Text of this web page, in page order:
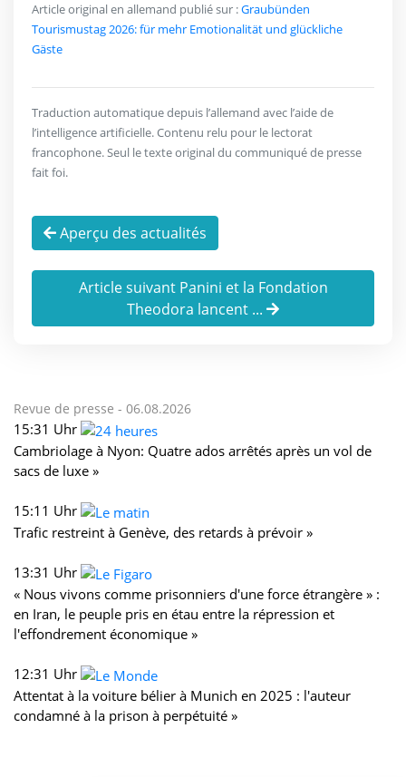
Article original en allemand publié sur :Graubünden
Tourismustag 2026: für mehr Emotionalität und glückliche
Gäste
Traduction automatique depuis l’allemand avec l’aide de
l’intelligence artificielle. Contenu relu pour le lectorat
francophone. Seul le texte original du communiqué de presse
fait foi.
Aperçu des actualités
Article suivant Panini et la Fondation
Theodora lancent ...
Revue de presse - 06.08.2026
15:31 Uhr
Cambriolage à Nyon: Quatre ados arrêtés après un vol de
sacs de luxe »
15:11 Uhr
Trafic restreint à Genève, des retards à prévoir »
13:31 Uhr
« Nous vivons comme prisonniers d'une force étrangère » :
en Iran, le peuple pris en étau entre la répression et
l'effondrement économique »
12:31 Uhr
Attentat à la voiture bélier à Munich en 2025 : l'auteur
condamné à la prison à perpétuité »